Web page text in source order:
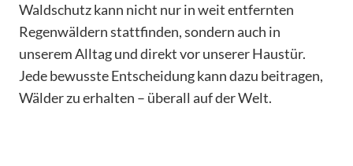
Waldschutz kann nicht nur in weit entfernten
Regenwäldern stattfinden, sondern auch in
unserem Alltag und direkt vor unserer Haustür.
Jede bewusste Entscheidung kann dazu beitragen,
Wälder zu erhalten – überall auf der Welt.